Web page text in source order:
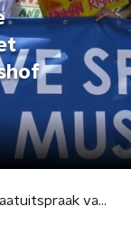
Wat gaat de historische klimaatuitspraak van het Internationaal Gerechtshof veranderen?